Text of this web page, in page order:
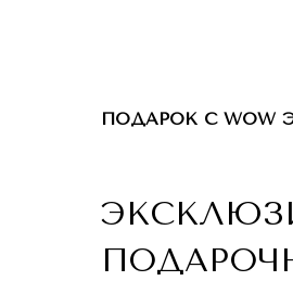
ПОДАРОК С WOW